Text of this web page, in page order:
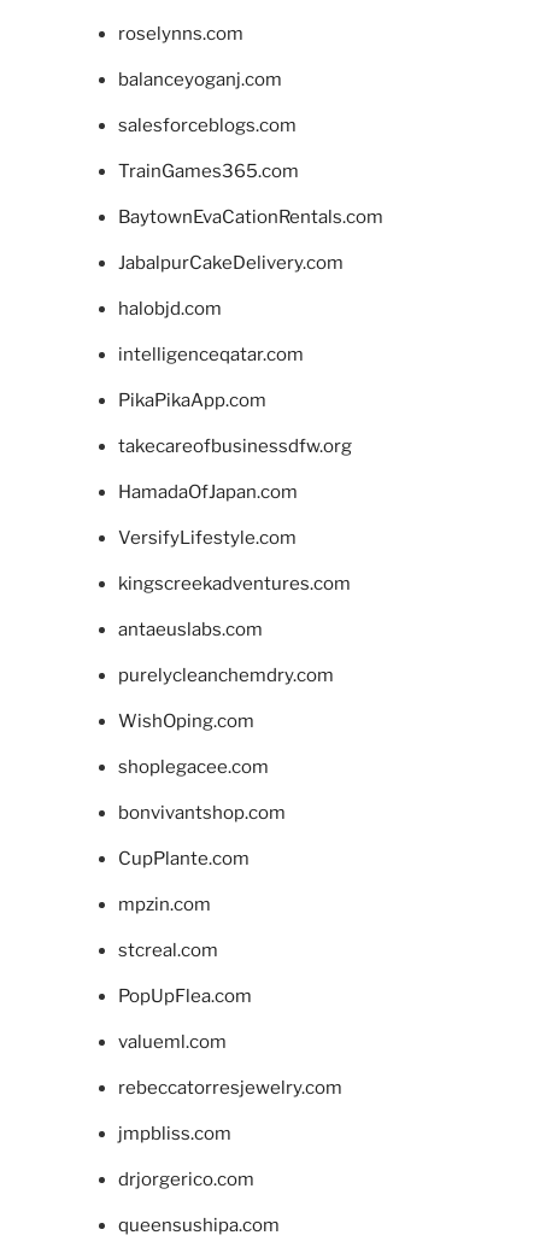
roselynns.com
balanceyoganj.com
salesforceblogs.com
TrainGames365.com
BaytownEvaCationRentals.com
JabalpurCakeDelivery.com
halobjd.com
intelligenceqatar.com
PikaPikaApp.com
takecareofbusinessdfw.org
HamadaOfJapan.com
VersifyLifestyle.com
kingscreekadventures.com
antaeuslabs.com
purelycleanchemdry.com
WishOping.com
shoplegacee.com
bonvivantshop.com
CupPlante.com
mpzin.com
stcreal.com
PopUpFlea.com
valueml.com
rebeccatorresjewelry.com
jmpbliss.com
drjorgerico.com
queensushipa.com